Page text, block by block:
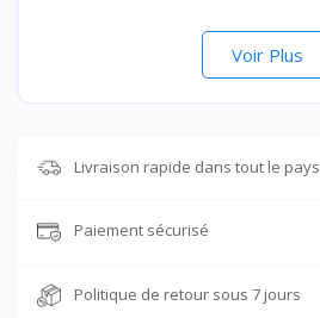
Voir Plus
Livraison rapide dans tout le pays
Paiement sécurisé
Politique de retour sous 7 jours